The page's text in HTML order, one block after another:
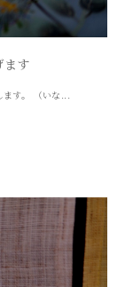
す
す。 （いな...